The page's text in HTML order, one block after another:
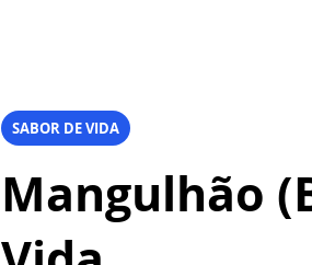
SABOR DE VIDA
Mangulhão